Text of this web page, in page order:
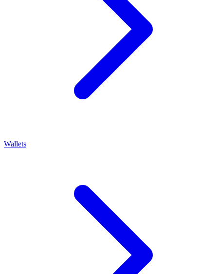
Wallets